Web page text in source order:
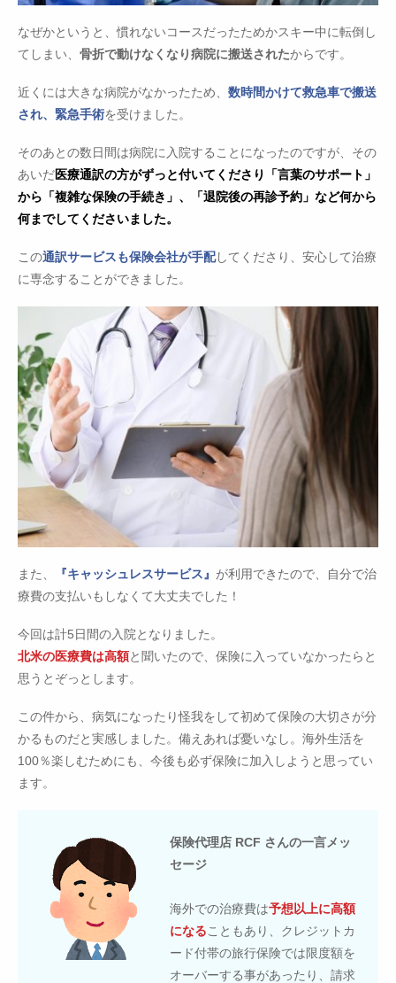
なぜかというと、慣れないコースだったためかスキー中に転倒し
てしまい、 骨折で動けなくなり病院に搬送されたからです。
近くには大きな病院がなかったため、 数時間かけて救急車で搬送
され、緊急手術を受けました。
そのあとの数日間は病院に入院することになったのですが、その
あいだ医療通訳の方がずっと付いてくださり「言葉のサポート」
から「複雑な保険の手続き」、「退院後の再診予約」など何から
何までしてくださいました。
この通訳サービスも保険会社が手配してくださり、安心して治療
に専念することができました。
また、 『キャッシュレスサービス』 が利用できたので、自分で治
療費の支払いもしなくて大丈夫でした！
今回は計5日間の入院となりました。
北米の医療費は高額と聞いたので、保険に入っていなかったらと
思うとぞっとします。
この件から、病気になったり怪我をして初めて保険の大切さが分
かるものだと実感しました。備えあれば憂いなし。海外生活を
100％楽しむためにも、今後も必ず保険に加入しようと思ってい
ます。
保険代理店 RCF さんの一言メッ
セージ
海外での治療費は予想以上に高額
になることもあり、クレジットカ
ード付帯の旅行保険では限度額を
オーバーする事があったり、請求